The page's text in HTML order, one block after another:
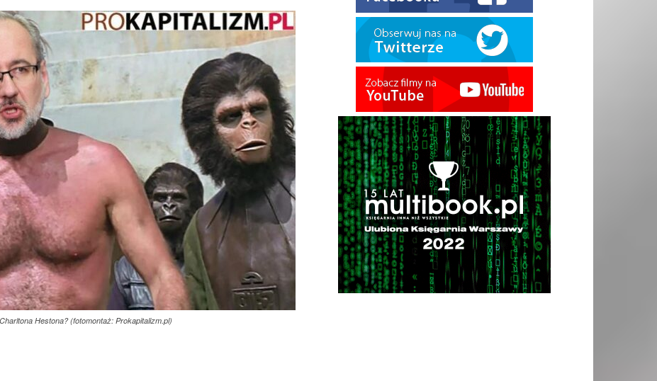
Hestona? (fotomontaż: Prokapitalizm.pl)